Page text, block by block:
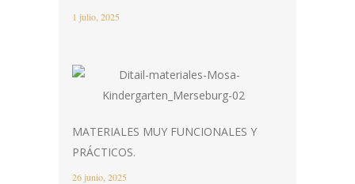
1 julio, 2025
MATERIALES MUY FUNCIONALES Y
PRÁCTICOS.
26 junio, 2025